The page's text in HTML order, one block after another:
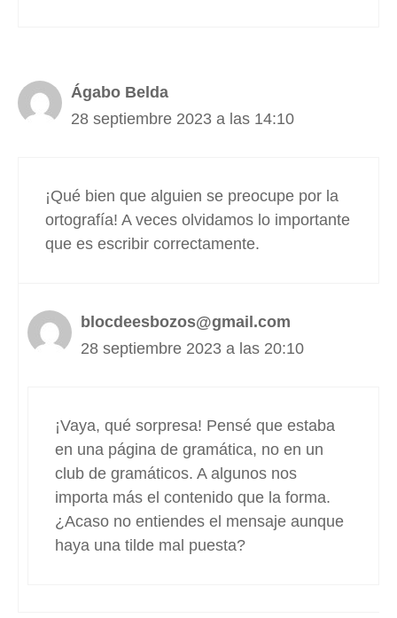
Ágabo Belda
28 septiembre 2023 a las 14:10
¡Qué bien que alguien se preocupe por la
ortografía! A veces olvidamos lo importante
que es escribir correctamente.
blocdeesbozos@gmail.com
28 septiembre 2023 a las 20:10
¡Vaya, qué sorpresa! Pensé que estaba
en una página de gramática, no en un
club de gramáticos. A algunos nos
importa más el contenido que la forma.
¿Acaso no entiendes el mensaje aunque
haya una tilde mal puesta?